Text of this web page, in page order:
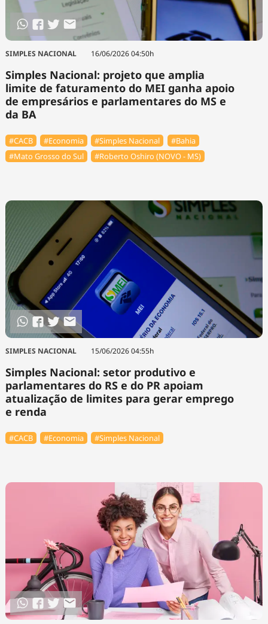
SIMPLES NACIONAL 16/06/2026 04:50h
Simples Nacional: projeto que amplia
limite de faturamento do MEI ganha apoio
de empresários e parlamentares do MS e
da BA
#⁠CACB #Economia #Simples Nacional
#Bahia
#Mato Grosso do Sul
#Roberto Oshiro (NOVO - MS)
SIMPLES NACIONAL 15/06/2026 04:55h
Simples Nacional: setor produtivo e
parlamentares do RS e do PR apoiam
atualização de limites para gerar emprego
e renda
#⁠CACB #Economia #Simples Nacional